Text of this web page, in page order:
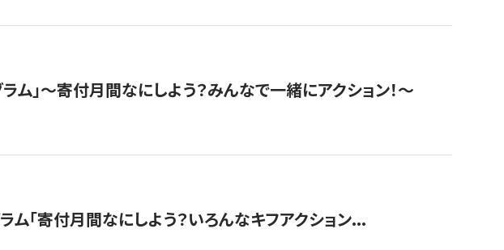
ム」〜寄付月間なにしよう？みんなで一緒にアクション！〜
「寄付月間なにしよう？いろんなキフアクション...